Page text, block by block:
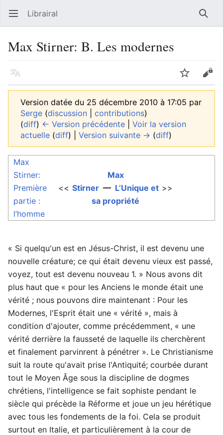
Ouvrir le menu principal Librairal
Max Stirner: B. Les modernes
Langue Suivre
Version datée du 25 décembre 2010 à 17:05 par
Serge (discussion contributions)
(diff) ← Version précédente
Voir la version
actuelle (diff) | Version suivante → (diff)
Max
Stirner:
Première
partie :
l’homme
<<
Max
Stirner — L’Unique et
sa propriété
>>
« Si quelqu'un est en Jésus-Christ, il est devenu une
nouvelle créature; ce qui était devenu vieux est passé,
voyez, tout est devenu nouveau 1. » Nous avons dit
plus haut que « pour les Anciens le monde était une
vérité ; nous pouvons dire maintenant : Pour les
Modernes, l'Esprit était une « vérité », mais à
condition d'ajouter, comme précédemment, « une
vérité derrière la fausseté de laquelle ils cherchèrent
et finalement parvinrent à pénétrer ». Le Christianisme
suit la route qu'avait prise l'Antiquité; courbée durant
tout le Moyen Âge sous la discipline de dogmes
chrétiens, l'intelligence se fait sophiste pendant le
siècle qui précède la Réforme et joue un jeu hérétique
avec tous les fondements de la foi. Cela se produit
surtout en Italie, et particulièrement à la cour de